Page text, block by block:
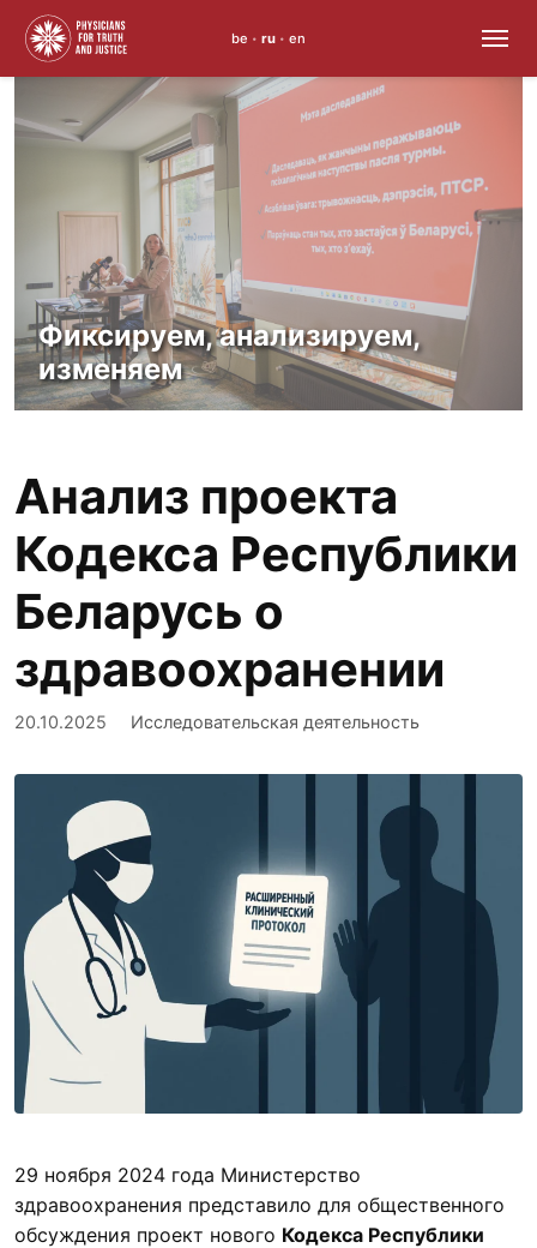
to
content
be • ru • en
Фиксируем, анализируем,
изменяем
Анализ проекта
Кодекса Республики
Беларусь о
здравоохранении
20.10.2025 Исследовательская деятельность
29 ноября 2024 года Министерство
здравоохранения представило для общественного
обсуждения проект нового Кодекса Республики